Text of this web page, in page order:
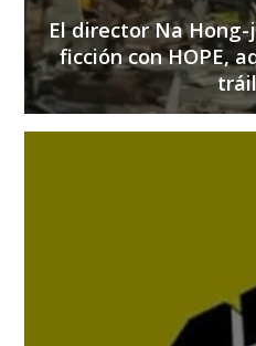
El director Na
ficción con HOPE,